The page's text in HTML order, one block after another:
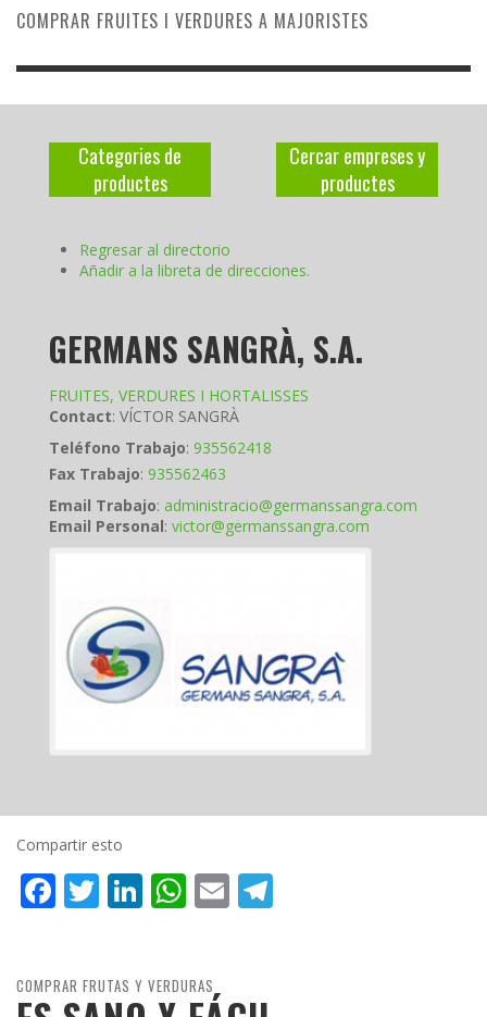
COMPRAR FRUITES I VERDURES A MAJORISTES
Categories de
productes
Cercar empreses y
productes
Regresar al directorio
Añadir a la libreta de direcciones.
GERMANS SANGRÀ, S.A.
FRUITES, VERDURES I HORTALISSES
Contact: VÍCTOR SANGRÀ
Teléfono Trabajo: 935562418
Fax Trabajo: 935562463
Email Trabajo: administracio@germanssangra.com
Email Personal: victor@germanssangra.com
Compartir esto
Facebook
Twitter
LinkedIn
WhatsApp
Email
COMPRAR FRUTAS Y VERDURAS